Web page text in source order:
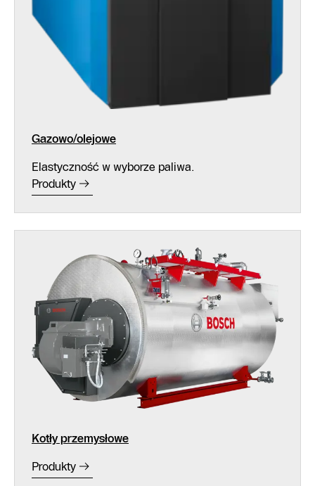
Gazowo/olejowe
Elastyczność w wyborze paliwa.
Produkty
Kotły przemysłowe
Produkty